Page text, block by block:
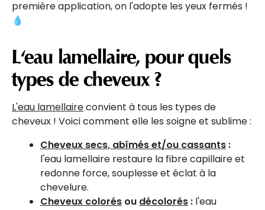
première application, on l'adopte les yeux fermés !
💧
L'eau lamellaire, pour quels
types de cheveux ?
L'eau lamellaireconvient à tous les types de
cheveux ! Voici comment elle les soigne et sublime :
Cheveux secs, abîmés et/ou cassants :
l'eau lamellaire restaure la fibre capillaire et
redonne force, souplesse et éclat à la
chevelure.
Cheveux colorés ou décolorés : l'eau